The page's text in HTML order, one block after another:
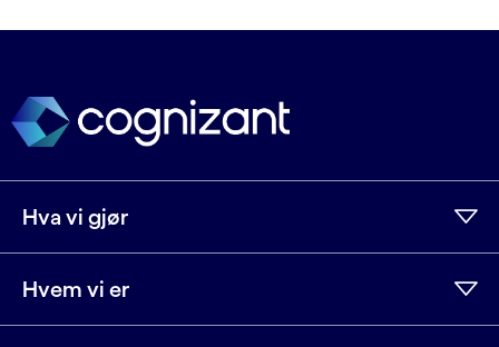
Hva vi gjør
Hvem vi er